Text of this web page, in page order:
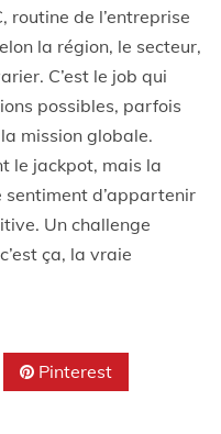
routine de l’entreprise
la région, le secteur,
C’est le job qui
possibles, parfois
mission globale.
le jackpot, mais la
d’appartenir
Un challenge
ça, la vraie
Pinterest